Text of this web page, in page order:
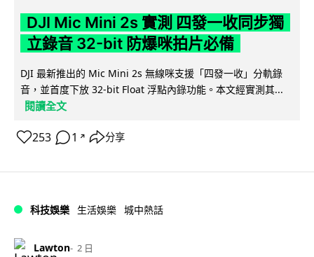
DJI Mic Mini 2s 實測 四發一收同步獨
立錄音 32-bit 防爆咪拍片必備
DJI 最新推出的 Mic Mini 2s 無線咪支援「四發一收」分軌錄
音，並首度下放 32-bit Float 浮點內錄功能。本文經實測其...
閱讀全文
253 1 ↗ 分享
科技娛樂 生活娛樂 城中熱話
Lawton 2 日